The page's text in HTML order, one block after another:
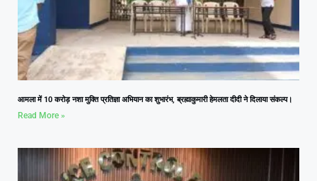
आमला में 10 करोड़ नशा मुक्ति प्रतिज्ञा अभियान का शुभारंभ, ब्रह्माकुमारी हेमलता दीदी ने दिलाया संकल्प।
Read More »